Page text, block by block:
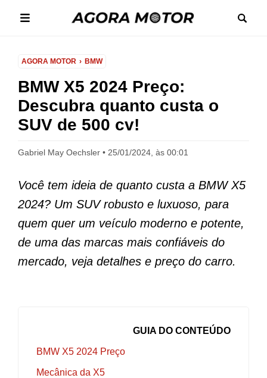
AGORA MOTOR BMW
BMW X5 2024 Preço:
Descubra quanto custa o
SUV de 500 cv!
Gabriel May Oechsler 25/01/2024, às 00:01
Você tem ideia de quanto custa a BMW X5
2024? Um SUV robusto e luxuoso, para
quem quer um veículo moderno e potente,
de uma das marcas mais confiáveis do
mercado, veja detalhes e preço do carro.
GUIA DO CONTEÚDO
BMW X5 2024 Preço
Mecânica da X5